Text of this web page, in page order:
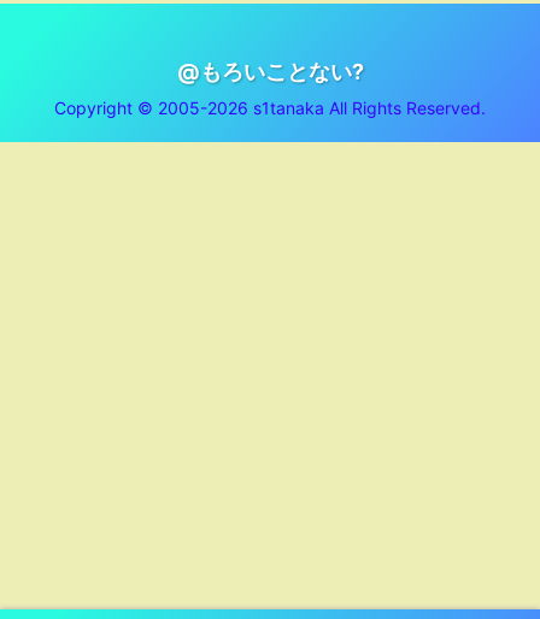
@もろいことない?
Copyright © 2005-2026 s1tanaka All Rights Reserved.